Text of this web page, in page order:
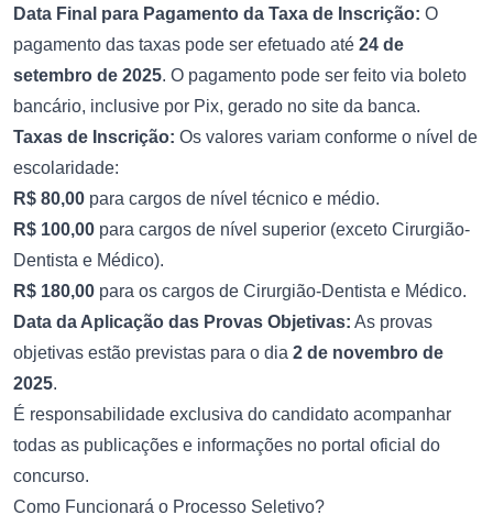
Data Final para Pagamento da Taxa de Inscrição: O
pagamento das taxas pode ser efetuado até 24 de
setembro de 2025. O pagamento pode ser feito via boleto
bancário, inclusive por Pix, gerado no site da banca.
Taxas de Inscrição: Os valores variam conforme o nível de
escolaridade:
R$ 80,00 para cargos de nível técnico e médio.
R$ 100,00 para cargos de nível superior (exceto Cirurgião-
Dentista e Médico).
R$ 180,00 para os cargos de Cirurgião-Dentista e Médico.
Data da Aplicação das Provas Objetivas: As provas
objetivas estão previstas para o dia 2 de novembro de
2025.
É responsabilidade exclusiva do candidato acompanhar
todas as publicações e informações no portal oficial do
concurso.
Como Funcionará o Processo Seletivo?